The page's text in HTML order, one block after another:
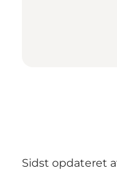
Sidst opdateret